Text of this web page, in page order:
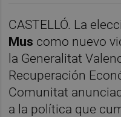
CASTELLÓ. La
Mus como nuevo
la Generalitat
Recuperación
Comunitat
a la política que